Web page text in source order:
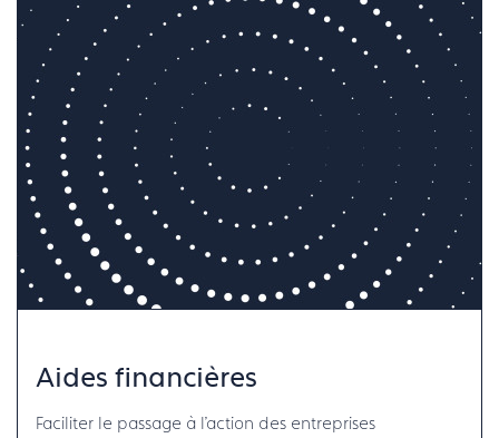
Aides financières
Faciliter le passage à l'action des entreprises